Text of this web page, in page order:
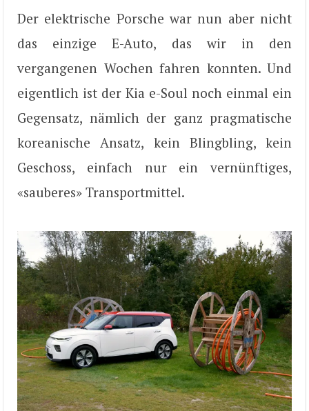
Der elektrische Porsche war nun aber nicht
das einzige E-Auto, das wir in den
vergangenen Wochen fahren konnten. Und
eigentlich ist der Kia e-Soul noch einmal ein
Gegensatz, nämlich der ganz pragmatische
koreanische Ansatz, kein Blingbling, kein
Geschoss, einfach nur ein vernünftiges,
«sauberes» Transportmittel.